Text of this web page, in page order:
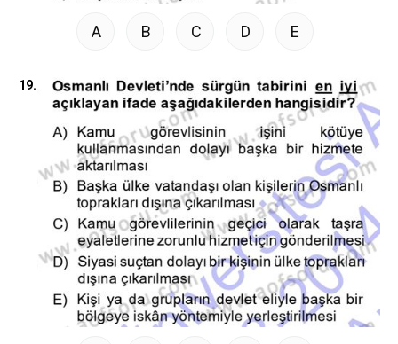
A B C D E
19.